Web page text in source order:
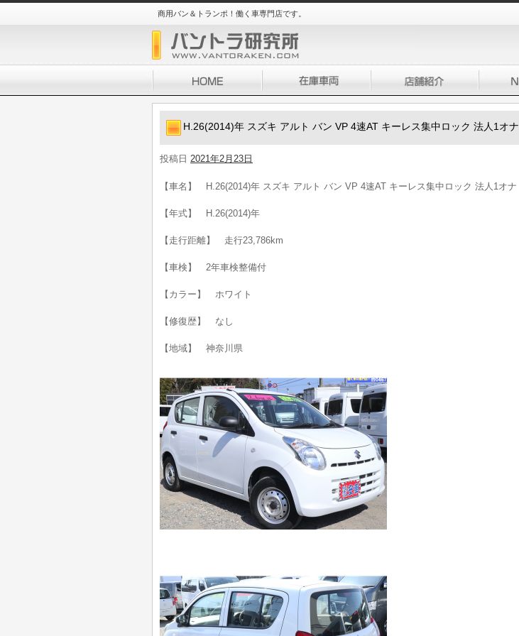
商用バン＆トランポ！働く車専門店です。
H.26(2014)年 スズキ アルト バン VP 4速AT キーレス集中ロック 法人1オナ
投稿日 2021年2月23日
【車名】 H.26(2014)年 スズキ アルト バン VP 4速AT キーレス集中ロック 法人1オナ
【年式】 H.26(2014)年
【走行距離】 走行23,786km
【車検】 2年車検整備付
【カラー】 ホワイト
【修復歴】 なし
【地域】 神奈川県